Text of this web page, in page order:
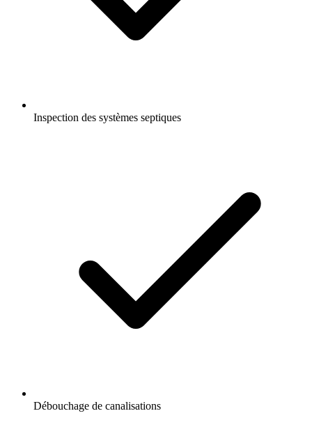
Inspection des systèmes septiques
Débouchage de canalisations